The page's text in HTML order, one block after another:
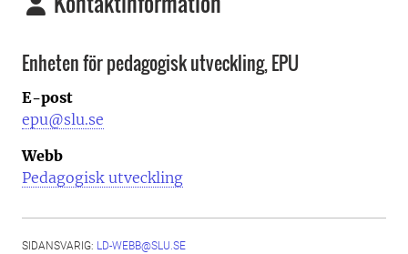
Enheten för pedagogisk utveckling, EPU
E-post
epu@slu.se
Webb
Pedagogisk utveckling
SIDANSVARIG: LD-WEBB@SLU.SE